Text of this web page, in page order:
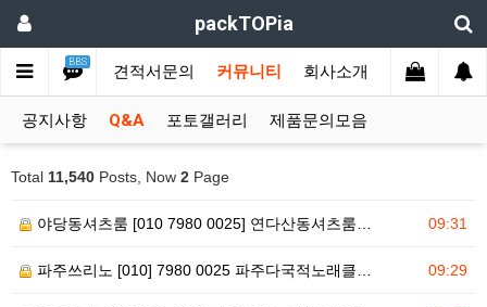
packTOPia
BBS
제작용 상품 견적서문의 커뮤니티 회사소개
공지사항 Q&A 포토갤러리 제품문의모음
Total 11,540 Posts, Now 2 Page
09:31
야당동셔츠룸 [010 7980 0025] 연다산동셔츠룸…
09:29
파주쓰리노 [010] 7980 0025 파주다국적노래클…